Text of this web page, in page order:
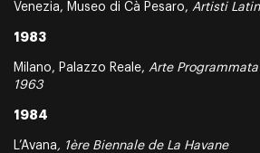
Venezia, Museo di Cà Pesaro, Artisti
1983
Milano, Palazzo Reale, Arte
1963
1984
L’Avana, 1ère Biennale de La Havane